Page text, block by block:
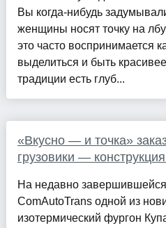
Вы когда-нибудь
женщины носят точку на
это часто воспринимается
выделиться и быть
традиции есть глуб...
«Вкусно — и точка»
грузовики —
На недавно
ComAutoTrans одной из
изотермический фургон